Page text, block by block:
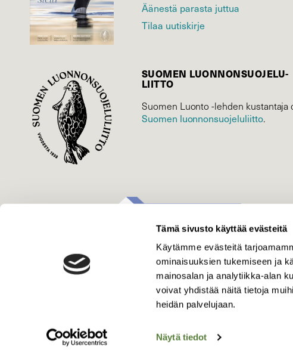
Tämä sivusto käyttää evästeitä
Käytämme evästeitä
ominaisuuksien tukemiseen ja
mainosalan ja analytiikka-alan
voivat yhdistää näitä tietoja
heidän palvelujaan.
Näytä tiedot
Äänestä parasta juttua
Tilaa uutiskirje
SUOMEN LUONNON­SUOJELU­
LIITTO
Suomen Luonto -lehden kustantaja
Suomen luonnonsuojelu­liitto.